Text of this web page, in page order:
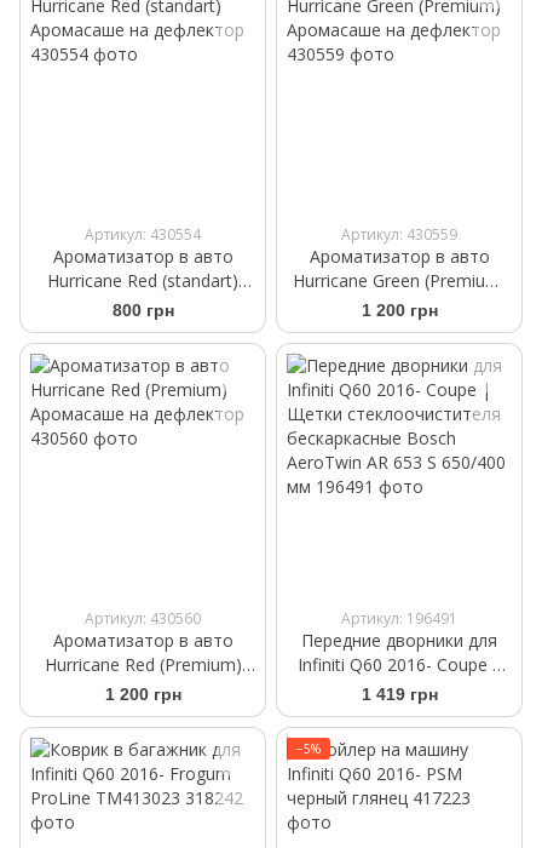
Артикул: 430554
Ароматизатор в авто
Hurricane Red (standart)
Аромасаше на дефлектор
800 грн
Артикул: 430559
Ароматизатор в авто
Hurricane Green (Premium)
Аромасаше на дефлектор
1 200 грн
Артикул: 430560
Ароматизатор в авто
Hurricane Red (Premium)
Аромасаше на дефлектор
1 200 грн
Артикул: 196491
Передние дворники для
Infiniti Q60 2016- Coupe |
Щетки стеклоочистителя
бескаркасные Bosch
AeroTwin AR 653 S 650/400
мм
1 419 грн
−5%